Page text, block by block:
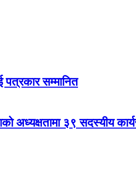
सम्मानित
अध्यक्षतामा ३९ सदस्यीय